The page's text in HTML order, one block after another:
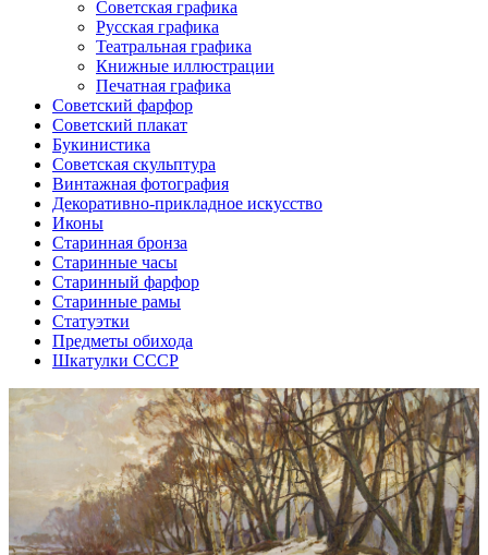
Советская графика
Русская графика
Театральная графика
Книжные иллюстрации
Печатная графика
Советский фарфор
Советский плакат
Букинистика
Советская скульптура
Винтажная фотография
Декоративно-прикладное искусство
Иконы
Старинная бронза
Старинные часы
Старинный фарфор
Старинные рамы
Статуэтки
Предметы обихода
Шкатулки СССР